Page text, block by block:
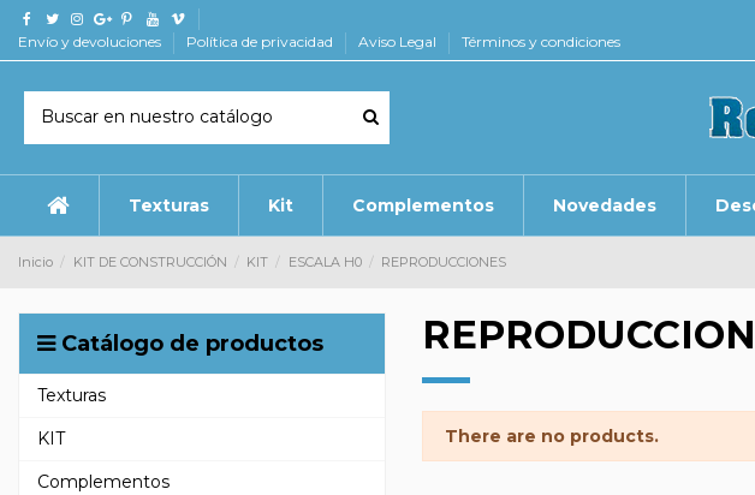
Envío y devoluciones Política de privacidad Aviso Legal Términos y condiciones
Texturas Kit Complementos Novedades
Inicio KIT DE CONSTRUCCIÓN KIT ESCALA H0 REPRODUCCIONES
There are no products.
Catálogo de productos
Texturas
KIT
Complementos